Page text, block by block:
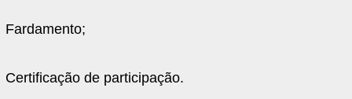
Fardamento;
Certificação de participação.